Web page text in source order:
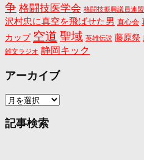
争 格闘技医学会 格闘技振興議員連盟
沢村忠に真空を飛ばせた男 直心会
カップ 空道 聖域 英雄伝説 藤原祭
雑文ラジオ 静岡キック
アーカイブ
ア
カ
記事検索